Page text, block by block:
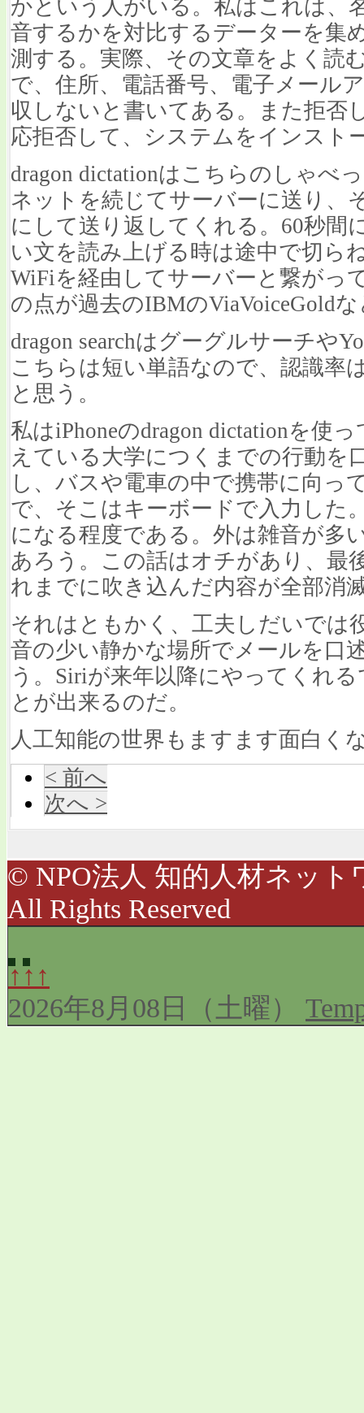
かという人がいる。私はこれは、
音するかを対比するデーターを集
測する。実際、その文章をよく読
で、住所、電話番号、電子メール
収しないと書いてある。また拒否
応拒否して、システムをインスト
dragon dictationはこちらのしゃべ
ネットを続じてサーバーに送り、
にして送り返してくれる。60秒間
い文を読み上げる時は途中で切ら
WiFiを経由してサーバーと繋がっ
の点が過去のIBMのViaVoiceGold
dragon searchはグーグルサーチや
こちらは短い単語なので、認識率
と思う。
私はiPhoneのdragon dictationを使
えている大学につくまでの行動を
し、バスや電車の中で携帯に向っ
で、そこはキーボードで入力した
になる程度である。外は雑音が多
あろう。この話はオチがあり、最
れまでに吹き込んだ内容が全部消
それはともかく、工夫しだいでは
音の少い静かな場所でメールを口
う。Siriが来年以降にやってくれ
とが出来るのだ。
人工知能の世界もますます面白く
< 前へ
次へ >
© NPO法人 知的人材ネット
All Rights Reserved
↑↑↑
2026年8月08日（土曜）